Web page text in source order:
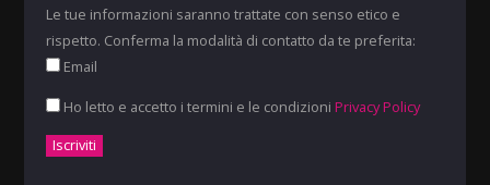
Le tue informazioni saranno trattate con senso etico e
rispetto. Conferma la modalità di contatto da te preferita:
Email
Ho letto e accetto i termini e le condizioni Privacy Policy